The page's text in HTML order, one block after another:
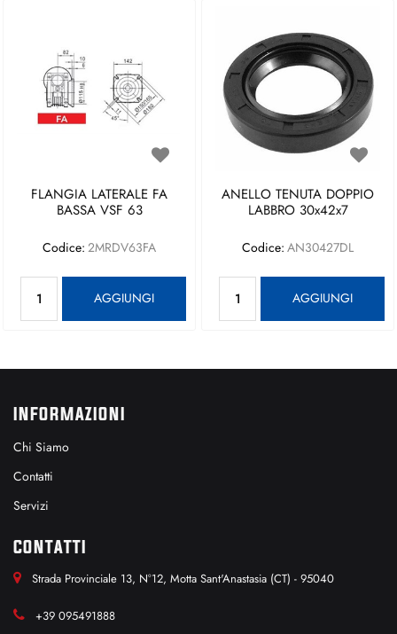
FLANGIA LATERALE FA
BASSA VSF 63
Codice: 2MRDV63FA
AGGIUNGI
ANELLO TENUTA DOPPIO
LABBRO 30x42x7
Codice: AN30427DL
AGGIUNGI
INFORMAZIONI
Chi Siamo
Contatti
Servizi
CONTATTI
Strada Provinciale 13, N°12, Motta Sant'Anastasia (CT) - 95040
+39 095491888